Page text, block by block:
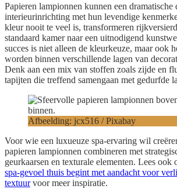
Papieren lampionnen kunnen een dramatische
interieurinrichting met hun levendige
kleur nooit te veel is, transformeren
standaard kamer naar een uitnodigend
succes is niet alleen de kleurkeuze, maar ook
worden binnen verschillende lagen van
Denk aan een mix van stoffen zoals zijde en
tapijten die treffend samengaan met gedurfde
Afbeelding: jcx516 / Pixabay
Voor wie een luxueuze spa-ervaring wil
papieren lampionnen combineren met
geurkaarsen en texturale elementen. Lees ook
spa-gevoel thuis begint met aandacht voor
textuurvoor meer inspiratie.